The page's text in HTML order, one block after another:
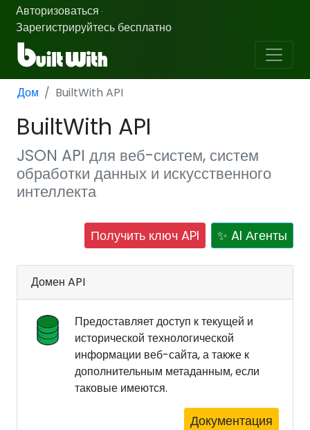
Авторизоваться ·
Зарегистрируйтесь бесплатно
Дом BuiltWith API
BuiltWith API
JSON API для веб-систем, систем
обработки данных и искусственного
интеллекта
Получить ключ API ✨ AI Агенты
Домен API
Предоставляет доступ к текущей и
исторической технологической
информации веб-сайта, а также к
дополнительным метаданным, если
таковые имеются.
Документация